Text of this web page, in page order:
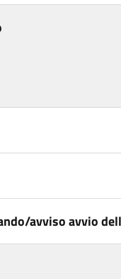
avviso avvio